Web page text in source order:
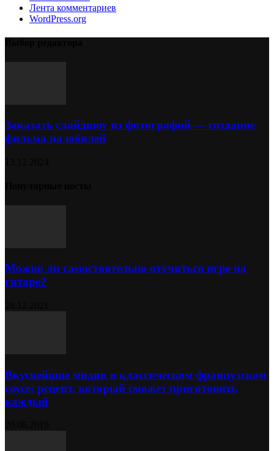
Лента комментариев
WordPress.org
Заказать слайдшоу из фотографий — создание
фильма на юбилей
Можно ли самостоятельно отучиться игре на
гитаре?
Вкуснейшие мидии в классическом французском
соусе: рецепт, который сможет приготовить
каждый